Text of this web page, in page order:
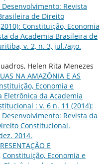
Revista
de Direito
Constituição, Economia
da Academia Brasileira de
v. 2, n. 3, jul./ago.
Helen Rita Menezes
NA AMAZÔNIA E AS
Economia e
Eletrônica da Academia
: v. 6 n. 11 (2014):
Revista da
Constitucional.
2014.
E
Constituição, Economia e